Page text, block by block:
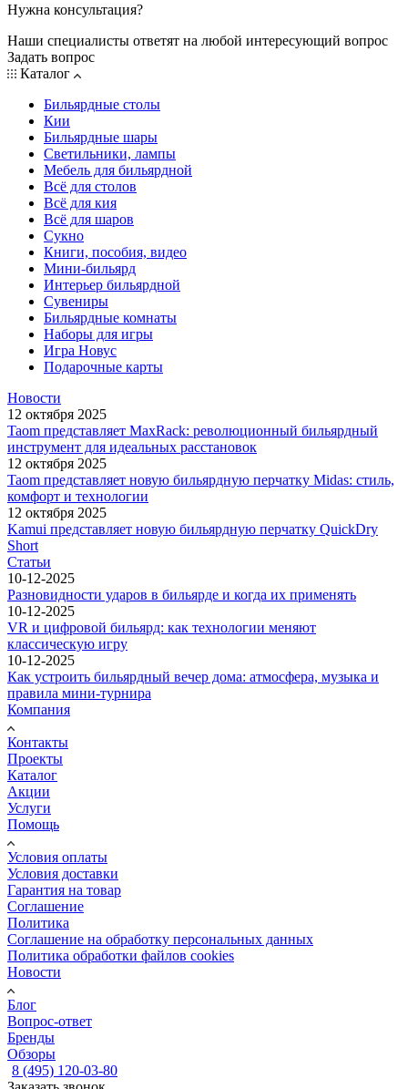
Нужна консультация?
Наши специалисты ответят на любой интересующий вопрос
Задать вопрос
Каталог
Бильярдные столы
Кии
Бильярдные шары
Светильники, лампы
Мебель для бильярдной
Всё для столов
Всё для кия
Всё для шаров
Сукно
Книги, пособия, видео
Мини-бильярд
Интерьер бильярдной
Сувениры
Бильярдные комнаты
Наборы для игры
Игра Новус
Подарочные карты
Новости
12 октября 2025
Taom представляет MaxRack: революционный бильярдный
инструмент для идеальных расстановок
12 октября 2025
Taom представляет новую бильярдную перчатку Midas: стиль,
комфорт и технологии
12 октября 2025
Kamui представляет новую бильярдную перчатку QuickDry
Short
Статьи
10-12-2025
Разновидности ударов в бильярде и когда их применять
10-12-2025
VR и цифровой бильярд: как технологии меняют
классическую игру
10-12-2025
Как устроить бильярдный вечер дома: атмосфера, музыка и
правила мини-турнира
Компания
Контакты
Проекты
Каталог
Акции
Услуги
Помощь
Условия оплаты
Условия доставки
Гарантия на товар
Соглашение
Политика
Соглашение на обработку персональных данных
Политика обработки файлов cookies
Новости
Блог
Вопрос-ответ
Бренды
Обзоры
8 (495) 120-03-80